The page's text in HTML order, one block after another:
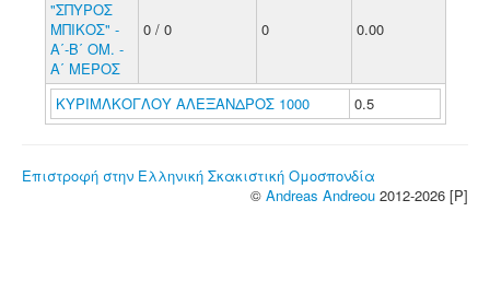
"ΣΠΥΡΟΣ
ΜΠΙΚΟΣ" -
Α΄-Β΄ ΟΜ. -
Α΄ ΜΕΡΟΣ
0 / 0 0 0.00
ΚΥΡΙΜΛΚΟΓΛΟΥ ΑΛΕΞΑΝΔΡΟΣ 1000 0.5
Επιστροφή στην Ελληνική Σκακιστική Ομοσπονδία
© Andreas Andreou 2012-2026 [P]